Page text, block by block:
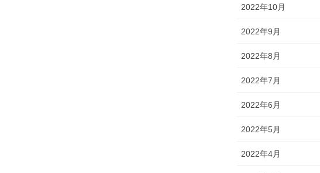
2022年10月
2022年9月
2022年8月
2022年7月
2022年6月
2022年5月
2022年4月